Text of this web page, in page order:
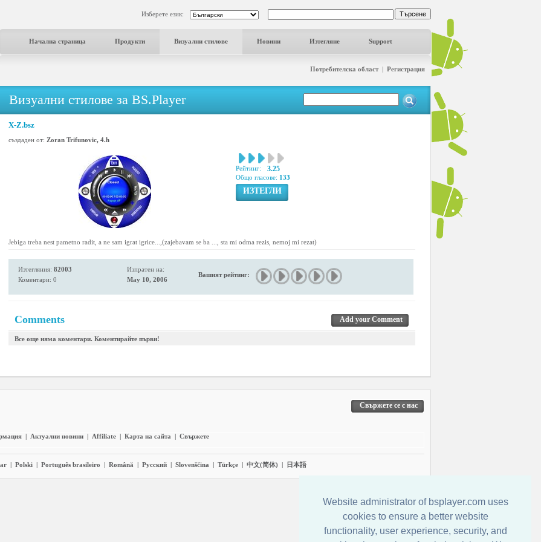
Website administrator of bsplayer.com uses
cookies to ensure a better website
functionality, user experience, security, and
Изберете език:
Начална страница Продукти Визуални стилове Новини Изтегляне Support
Потребителска област| Регистрация
Визуални стилове за BS.Player
X-Z.bsz
създаден от: Zoran Trifunovic, 4.h
Рейтинг: 3.25
Общо гласове: 133
ИЗТЕГЛИ
Jebiga treba nest pametno radit, a ne sam igrat igrice...,(zajebavam se ba ..., sta mi odma rezis, nemoj mi rezat)
Изтегляния: 82003
Коментари: 0
Изпратен на:
May 10, 2006
Вашият рейтинг:
Comments Add your Comment
Все още няма коментари. Коментирайте първи!
Свържете се с нас
| Актуални новини | Affiliate | Карта на сайта | Свържете
| Polski | Português brasileiro | Română | Pyccĸий | Slovenščina | Türkçe | 中文(简体) | 日本語